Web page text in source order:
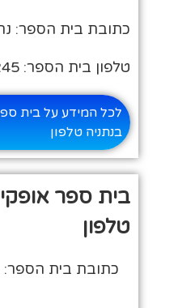
כתובת בית הספר:
טלפון בית הספר: 09-8822245
לכל המידע על בית ספר
בנתניה טלפון
בית ספר
טלפון
כתובת בית הספר: